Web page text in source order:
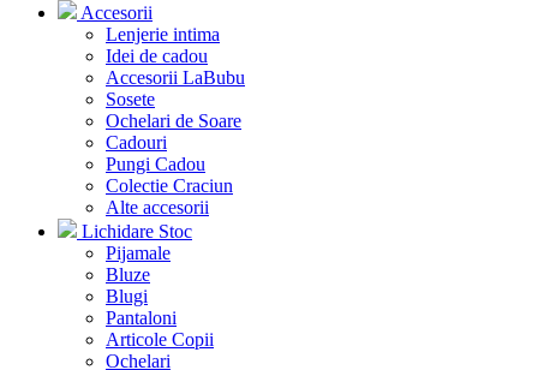
Accesorii
Lenjerie intima
Idei de cadou
Accesorii LaBubu
Sosete
Ochelari de Soare
Cadouri
Pungi Cadou
Colectie Craciun
Alte accesorii
Lichidare Stoc
Pijamale
Bluze
Blugi
Pantaloni
Articole Copii
Ochelari